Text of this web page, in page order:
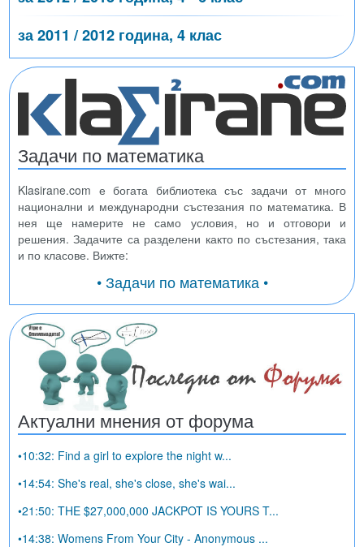
за 2011 / 2012 година, 4 клас
Задачи по математика
Klasirane.com е богата библиотека със задачи от много
национални и международни състезания по математика. В
нея ще намерите не само условия, но и отговори и
решения. Задачите са разделени както по състезания, така
и по класове. Вижте:
• Задачи по математика •
Актуални мнения от форума
•10:32: Find a girl to explore the night w...
•14:54: She's real, she's close, she's wai...
•21:50: THE $27,000,000 JACKPOT IS YOURS T...
•14:38: Womens From Your City - Anonymous ...